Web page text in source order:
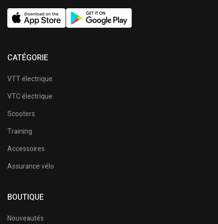
CATÉGORIE
VTT électrique
VTC électrique
Scooters
Training
Accessoires
Assurance vélo
BOUTIQUE
Nouveautés